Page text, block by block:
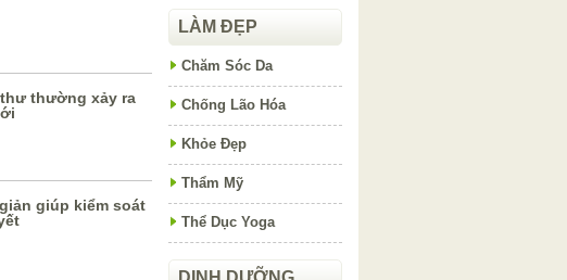
thường xảy ra
giúp kiểm soát
LÀM ĐẸP
Chăm Sóc Da
Chống Lão Hóa
Khỏe Đẹp
Thẩm Mỹ
Thể Dục Yoga